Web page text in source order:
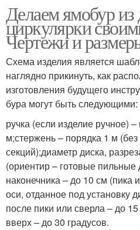
Делаем ямобур из
циркулярки
Чертежи и
Схема изделия является
наглядно прикинуть, как
изготовления будущего
бура могут быть следующими:
ручка (если изделие ручное)
м;стержень – порядка 1 м
секций);диаметр диска,
(ориентир – готовые пильные
наконечника – до 10 см (пика
оси, отданное под установку
после пики или сверла – до
вверх – до 30 градусов.